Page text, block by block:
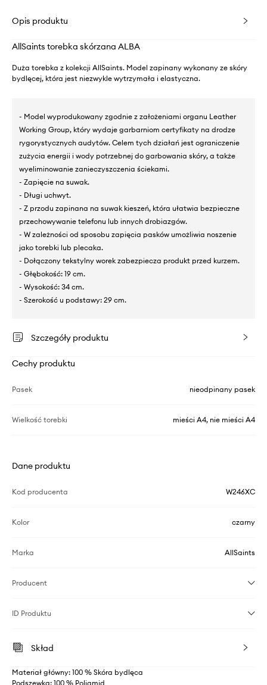
Opis produktu
AllSaints torebka skórzana ALBA
Duża torebka z kolekcji AllSaints. Model zapinany wykonany ze skóry
bydlęcej, która jest niezwykle wytrzymała i elastyczna.
- Model wyprodukowany zgodnie z założeniami organu Leather
Working Group, który wydaje garbarniom certyfikaty na drodze
rygorystycznych audytów. Celem tych działań jest ograniczenie
zużycia energii i wody potrzebnej do garbowania skóry, a także
wyeliminowanie zanieczyszczenia ściekami.
- Zapięcie na suwak.
- Długi uchwyt.
- Z przodu zapinana na suwak kieszeń, która ułatwia bezpieczne
przechowywanie telefonu lub innych drobiazgów.
- W zależności od sposobu zapięcia pasków umożliwia noszenie
jako torebki lub plecaka.
- Dołączony tekstylny worek zabezpiecza produkt przed kurzem.
- Głębokość: 19 cm.
- Wysokość: 34 cm.
- Szerokość u podstawy: 29 cm.
Szczegóły produktu
Cechy produktu
Pasek nieodpinany pasek
Wielkość torebki mieści A4, nie mieści A4
Dane produktu
Kod producenta W246XC
Kolor czarny
Marka AllSaints
Producent
ID Produktu
Skład
Materiał główny: 100 % Skóra bydlęca
Podszewka: 100 % Poliamid